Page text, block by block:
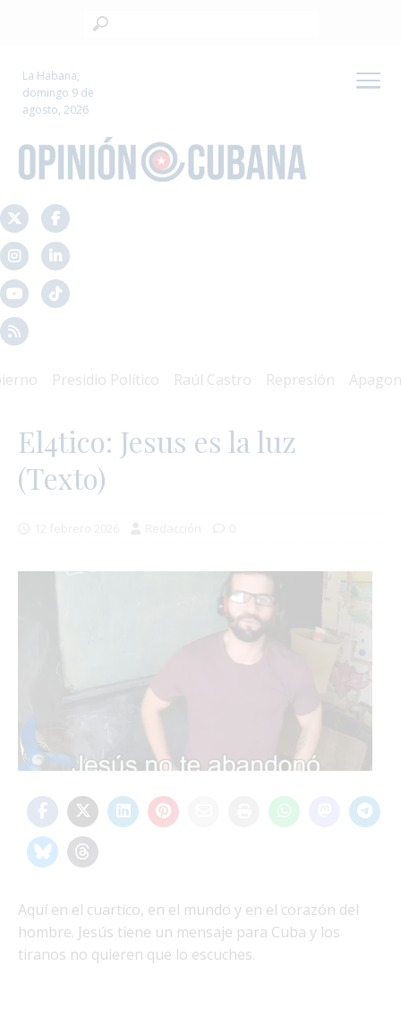
La Habana,
domingo 9 de
agosto, 2026
Presidio Político Raúl Castro Represión Apagones
El4tico: Jesus es la luz
(Texto)
Aquí en el cuartico, en el mundo y en el corazón del
hombre. Jesús tiene un mensaje para Cuba y los
tiranos no quieren que lo escuches.